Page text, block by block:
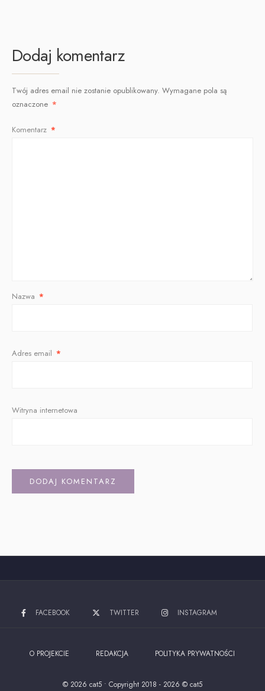
Dodaj komentarz
Twój adres email nie zostanie opublikowany. Wymagane pola są
oznaczone *
Komentarz *
Nazwa *
Adres email *
Witryna internetowa
FACEBOOK TWITTER INSTAGRAM
O PROJEKCIE REDAKCJA POLITYKA PRYWATNOŚCI
© 2026 cat5 • Copyright 2018 - 2026 © cat5